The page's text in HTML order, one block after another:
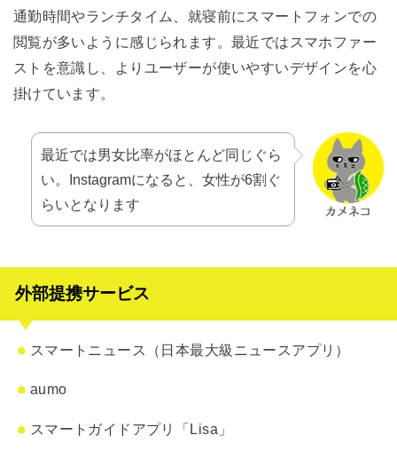
通勤時間やランチタイム、就寝前にスマートフォンでの
閲覧が多いように感じられます。最近ではスマホファー
ストを意識し、よりユーザーが使いやすいデザインを心
掛けています。
最近では男女比率がほとんど同じぐら
い。Instagramになると、女性が6割ぐ
らいとなります
外部提携サービス
スマートニュース（日本最大級ニュースアプリ）
aumo
スマートガイドアプリ「Lisa」